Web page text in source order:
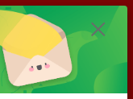
23. 8. 2026 nebude z
a bude omezen
přijaté, nebo
v pátek 7. 8. 2026.
8. 2026 do neděle 23. 8.
8. 2026. Děkujeme za